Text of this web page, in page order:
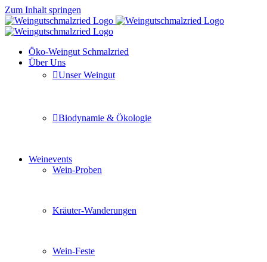
Zum Inhalt springen
Öko-Weingut Schmalzried
Über Uns
Unser Weingut
Biodynamie & Ökologie
Weinevents
Wein-Proben
Kräuter-Wanderungen
Wein-Feste